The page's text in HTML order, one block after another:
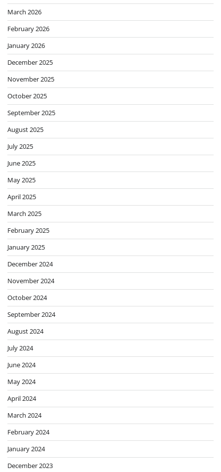
March 2026
February 2026
January 2026
December 2025
November 2025
October 2025
September 2025
August 2025
July 2025
June 2025
May 2025
April 2025
March 2025
February 2025
January 2025
December 2024
November 2024
October 2024
September 2024
August 2024
July 2024
June 2024
May 2024
April 2024
March 2024
February 2024
January 2024
December 2023